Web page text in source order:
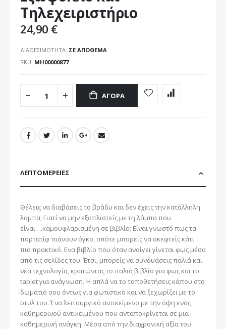
Τηλεχειριστήριο
24,90 €
ΔΙΑΘΕΣΙΜΌΤΗΤΑ: ΣΕ ΑΠΌΘΕΜΑ
SKU ΜΗ00000877
ΑΓΟΡΆ
ΛΕΠΤΟΜΈΡΕΙΕΣ
Θέλεις να διαβάσεις το βράδυ και δεν έχεις την κατάλληλη
λάμπα; Γιατί να μην εξοπλιστείς με τη λάμπα που
είναι….καμουφλαρισμένη σε βιβλίο; Είναι γνωστό πως τα
πορτατίφ πιάνουν όγκο, οπότε μπορείς να σκεφτείς κάτι
πιο πρακτικό. Ενα βιβλίο που όταν ανοίγει γίνεται φως μέσα
από τις σελίδες του. Έτσι, μπορείς να συνδυάσεις παλιά και
νέα τεχνολογία, κρατώντας το παλιό βιβλίο για φως και το
tablet για ανάγνωση. Ή απλά να το τοποθετήσεις κάπου στο
δωμάτιό σου όντως για φωτιστικό και να ξεχωρίζει με το
στυλ του. Ένα λειτουργικό αντικείμενο με την όψη ενός
καθημερινού αντικειμένου που ανταποκρίνεται σε μια
καθημερινή ανάγκη. Μέσα από την διαχρονική αξία του